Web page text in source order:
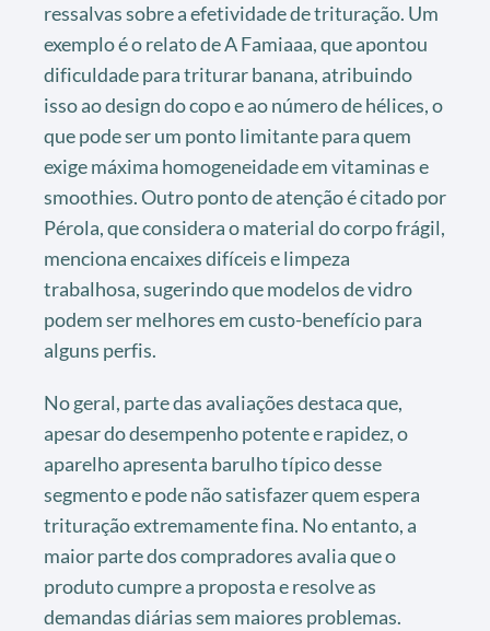
ressalvas sobre a efetividade de trituração. Um
exemplo é o relato de A Famiaaa, que apontou
dificuldade para triturar banana, atribuindo
isso ao design do copo e ao número de hélices, o
que pode ser um ponto limitante para quem
exige máxima homogeneidade em vitaminas e
smoothies. Outro ponto de atenção é citado por
Pérola, que considera o material do corpo frágil,
menciona encaixes difíceis e limpeza
trabalhosa, sugerindo que modelos de vidro
podem ser melhores em custo-benefício para
alguns perfis.
No geral, parte das avaliações destaca que,
apesar do desempenho potente e rapidez, o
aparelho apresenta barulho típico desse
segmento e pode não satisfazer quem espera
trituração extremamente fina. No entanto, a
maior parte dos compradores avalia que o
produto cumpre a proposta e resolve as
demandas diárias sem maiores problemas.